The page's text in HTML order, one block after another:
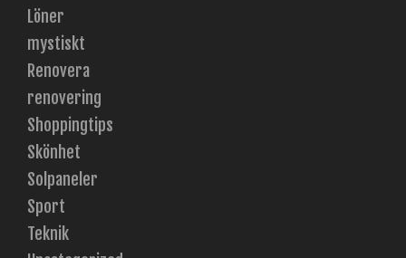
Löner
mystiskt
Renovera
renovering
Shoppingtips
Skönhet
Solpaneler
Sport
Teknik